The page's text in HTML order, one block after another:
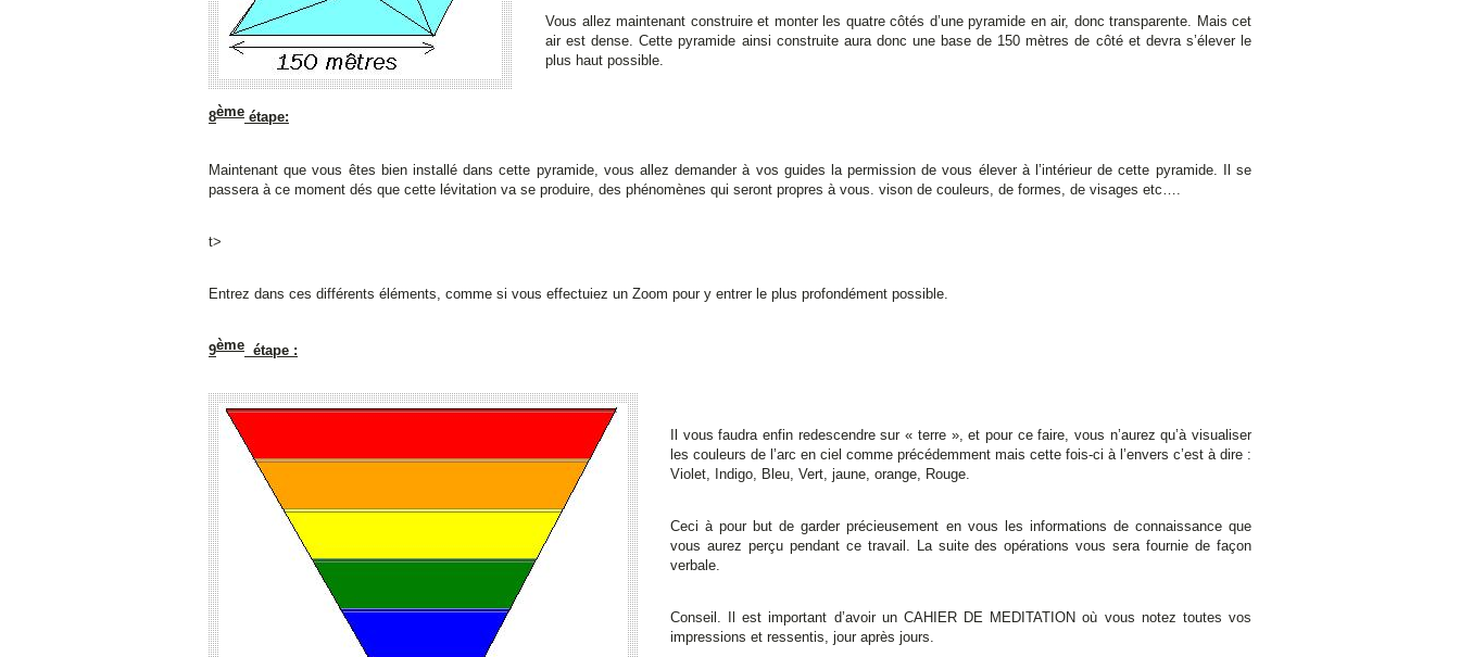
Vous allez maintenant construire et monter les quatre côtés d’une pyramide en air, donc transparente. Mais cet
air est dense. Cette pyramide ainsi construite aura donc une base de 150 mètres de côté et devra s’élever le
plus haut possible.
8ème étape:
Maintenant que vous êtes bien installé dans cette pyramide, vous allez demander à vos guides la permission de vous élever à l’intérieur de cette pyramide. Il se
passera à ce moment dés que cette lévitation va se produire, des phénomènes qui seront propres à vous. vison de couleurs, de formes, de visages etc….
t>
Entrez dans ces différents éléments, comme si vous effectuiez un Zoom pour y entrer le plus profondément possible.
9ème étape :
Il vous faudra enfin redescendre sur « terre », et pour ce faire, vous n’aurez qu’à visualiser
les couleurs de l’arc en ciel comme précédemment mais cette fois-ci à l’envers c’est à dire :
Violet, Indigo, Bleu, Vert, jaune, orange, Rouge.
Ceci à pour but de garder précieusement en vous les informations de connaissance que
vous aurez perçu pendant ce travail. La suite des opérations vous sera fournie de façon
verbale.
Conseil. Il est important d’avoir un CAHIER DE MEDITATION où vous notez toutes vos
impressions et ressentis, jour après jours.